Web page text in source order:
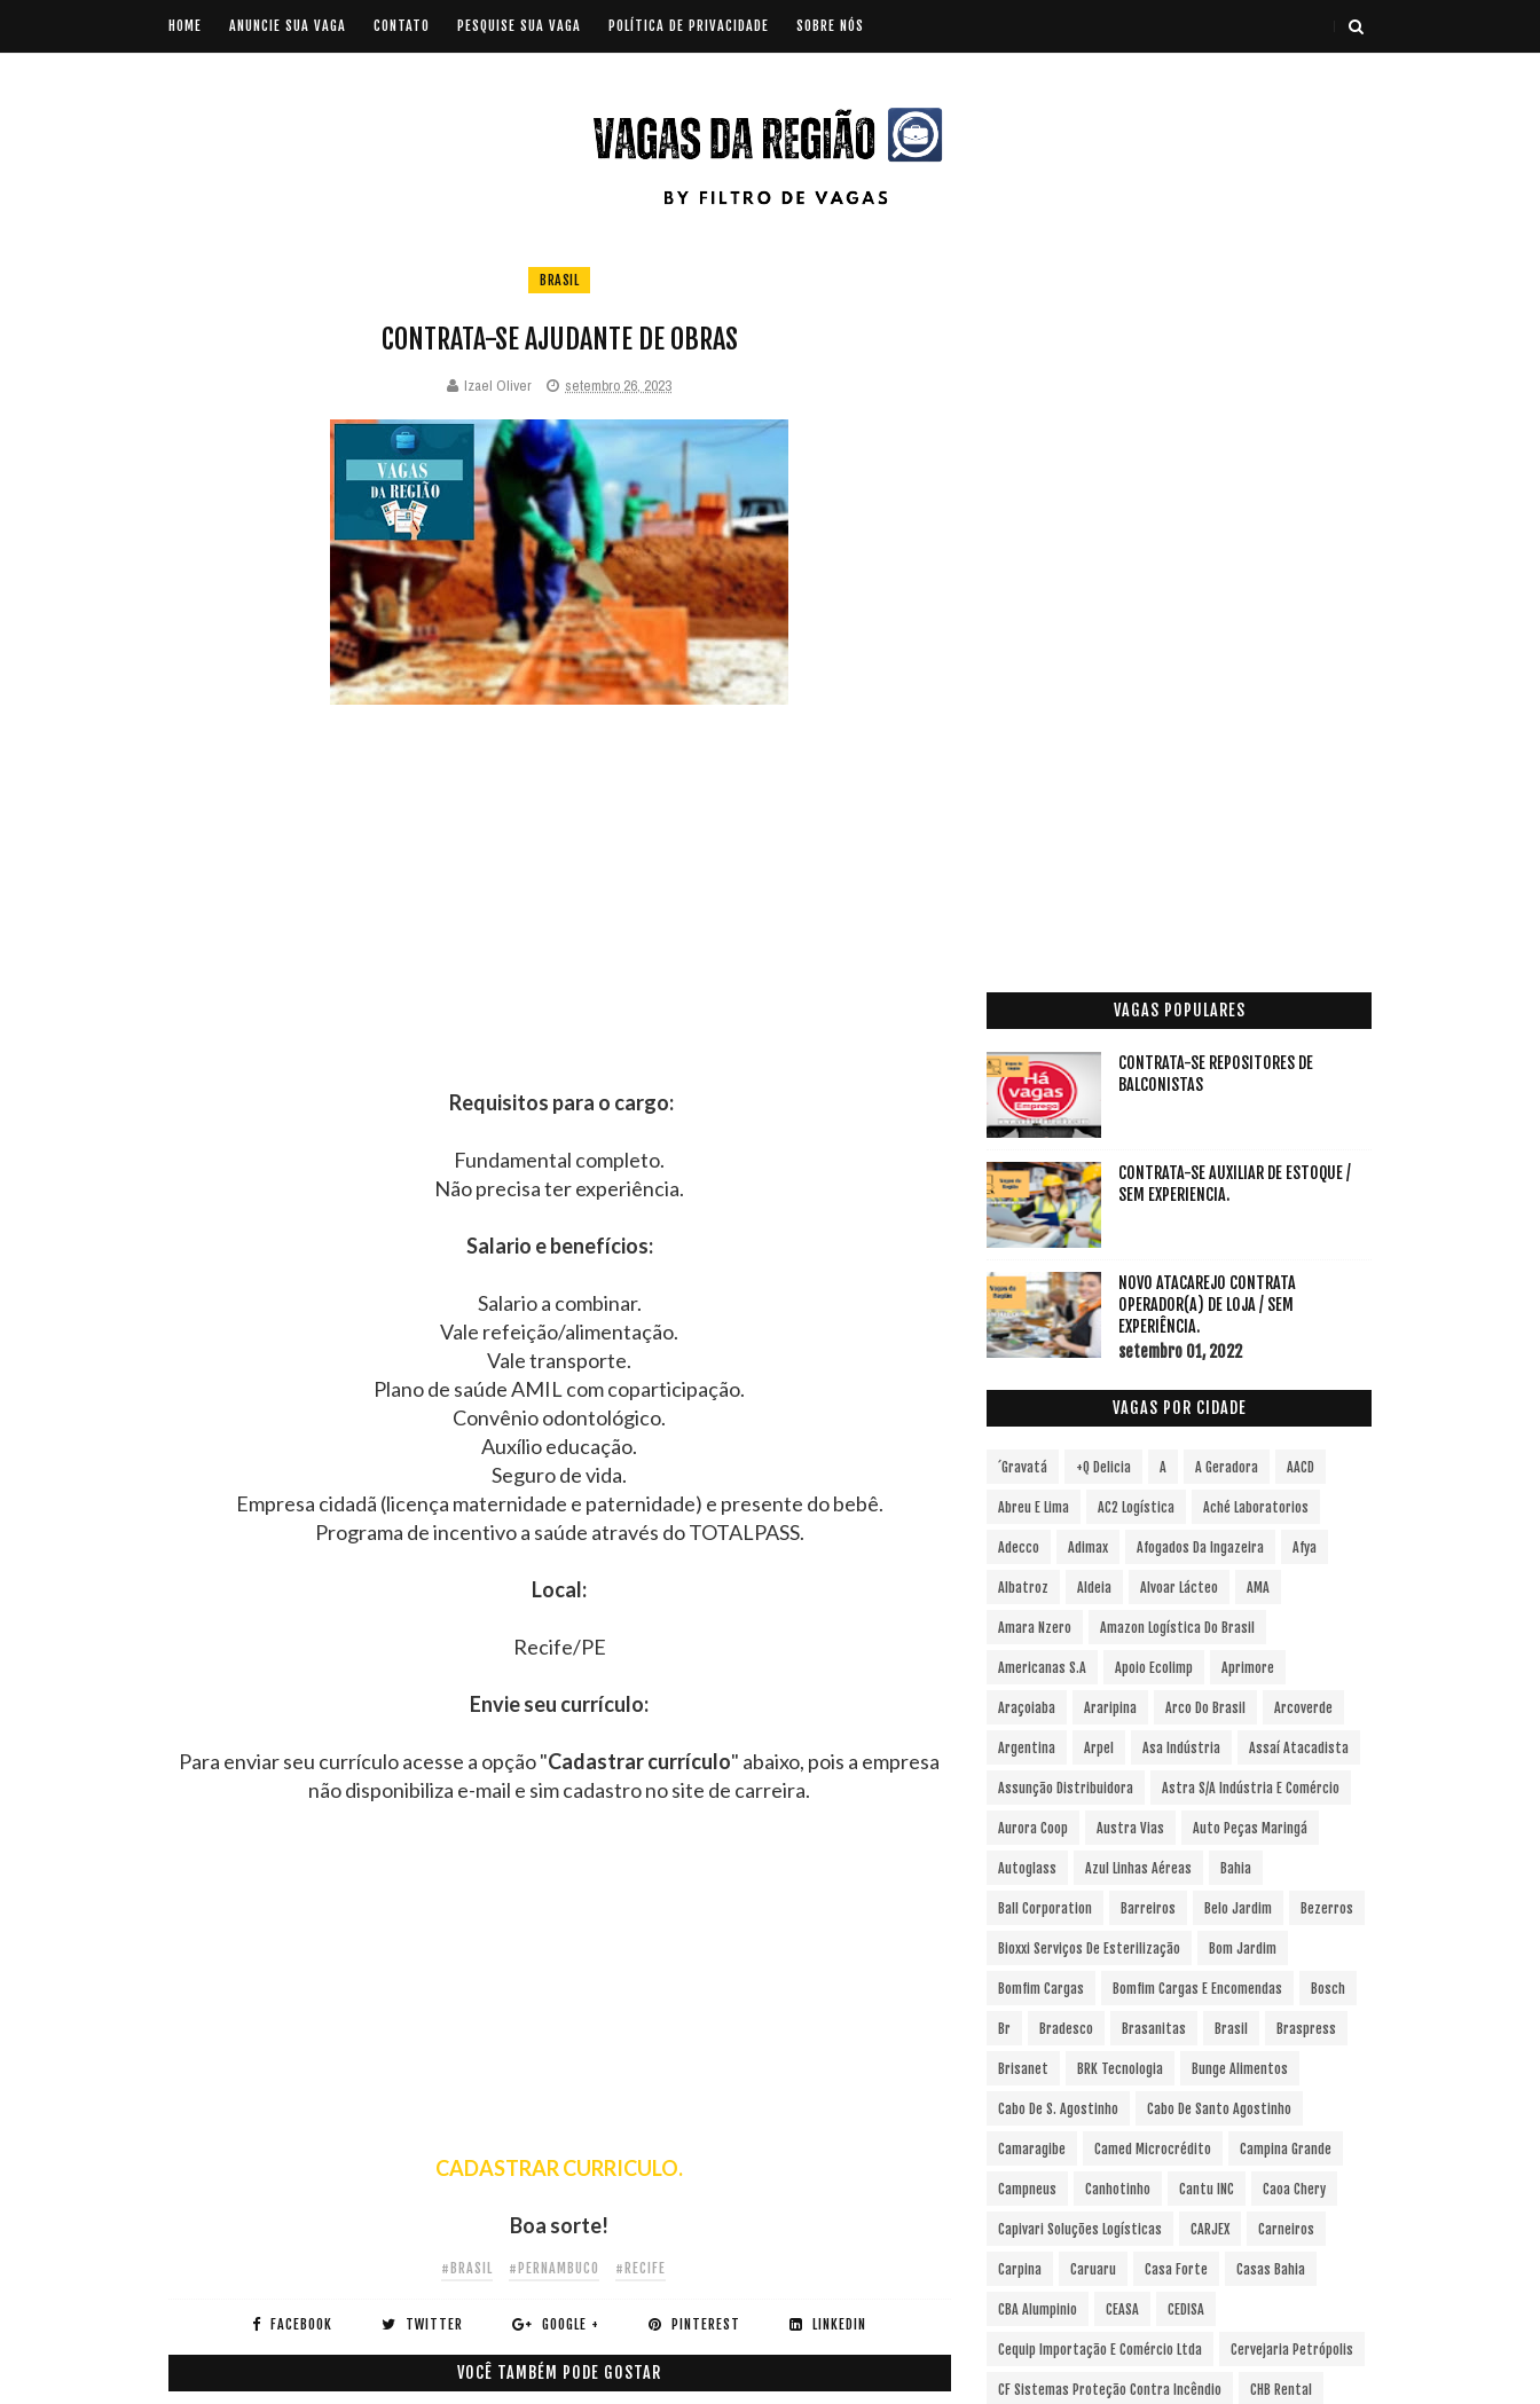
HOME ANUNCIE SUA VAGA CONTATO PESQUISE SUA VAGA POLÍTICA DE PRIVACIDADE SOBRE NÓS
BRASIL
CONTRATA-SE AJUDANTE DE OBRAS
Izael Oliver setembro 26, 2023
Requisitos para o cargo:
Fundamental completo.
Não precisa ter experiência.
Salario e benefícios:
Salario a combinar.
Vale refeição/alimentação.
Vale transporte.
Plano de saúde AMIL com coparticipação.
Convênio odontológico.
Auxílio educação.
Seguro de vida.
Empresa cidadã (licença maternidade e paternidade) e presente do bebê.
Programa de incentivo a saúde através do TOTALPASS.
Local:
Recife/PE
Envie seu currículo:
Para enviar seu currículo acesse a opção "Cadastrar currículo" abaixo, pois a empresa
não disponibiliza e-mail e sim cadastro no site de carreira.
CADASTRAR CURRICULO.
Boa sorte!
#BRASIL #PERNAMBUCO #RECIFE
FACEBOOK TWITTER GOOGLE + PINTEREST LINKEDIN
VOCÊ TAMBÉM PODE GOSTAR
VAGAS POPULARES
CONTRATA-SE REPOSITORES DE
BALCONISTAS
CONTRATA-SE AUXILIAR DE ESTOQUE /
SEM EXPERIENCIA.
NOVO ATACAREJO CONTRATA
OPERADOR(A) DE LOJA / SEM
EXPERIÊNCIA.
setembro 01, 2022
VAGAS POR CIDADE
´Gravatá +Q Delicia A A Geradora AACD
Abreu E Lima AC2 Logística Aché Laboratorios
Adecco Adimax Afogados Da Ingazeira Afya
Albatroz Aldeia Alvoar Lácteo AMA
Amara Nzero Amazon Logística Do Brasil
Americanas S.A Apoio Ecolimp Aprimore
Araçoiaba Araripina Arco Do Brasil Arcoverde
Argentina Arpel Asa Indústria Assaí Atacadista
Assunção Distribuidora Astra S/A Indústria E Comércio
Aurora Coop Austra Vias Auto Peças Maringá
Autoglass Azul Linhas Aéreas Bahia
Ball Corporation Barreiros Belo Jardim Bezerros
Bioxxi Serviços De Esterilização Bom Jardim
Bomfim Cargas Bomfim Cargas E Encomendas Bosch
Br Bradesco Brasanitas Brasil Braspress
Brisanet BRK Tecnologia Bunge Alimentos
Cabo De S. Agostinho Cabo De Santo Agostinho
Camaragibe Camed Microcrédito Campina Grande
Campneus Canhotinho Cantu INC Caoa Chery
Capivari Soluções Logísticas CARJEX Carneiros
Carpina Caruaru Casa Forte Casas Bahia
CBA Alumpinio CEASA CEDISA
Cequip Importação E Comércio Ltda Cervejaria Petrópolis
CF Sistemas Proteção Contra Incêndio CHB Rental